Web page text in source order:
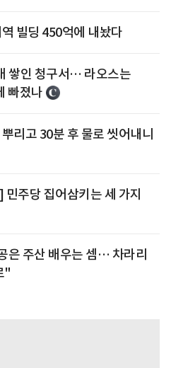
빌딩 450억에 내놨다
쌓인 청구서… 라오스는
빠졌나
리고 30분 후 물로 씻어내니
주당 집어삼키는 세 가지
은 주산 배우는 셈… 차라리
"